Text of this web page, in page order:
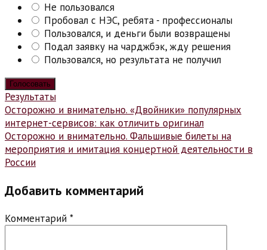
Не пользовался
Пробовал с НЭС, ребята - профессионалы
Пользовался, и деньги были возвращены
Подал заявку на чарджбэк, жду решения
Пользовался, но результата не получил
Результаты
Навигация
по
записям
Осторожно и внимательно. «Двойники» популярных
интернет-сервисов: как отличить оригинал
Осторожно и внимательно. Фальшивые билеты на
мероприятия и имитация концертной деятельности в
России
Добавить комментарий
Комментарий *